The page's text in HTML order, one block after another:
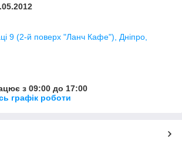
9 (2-й поверх "Ланч Кафе"), Дніпро,
з 09:00 до 17:00
графік роботи